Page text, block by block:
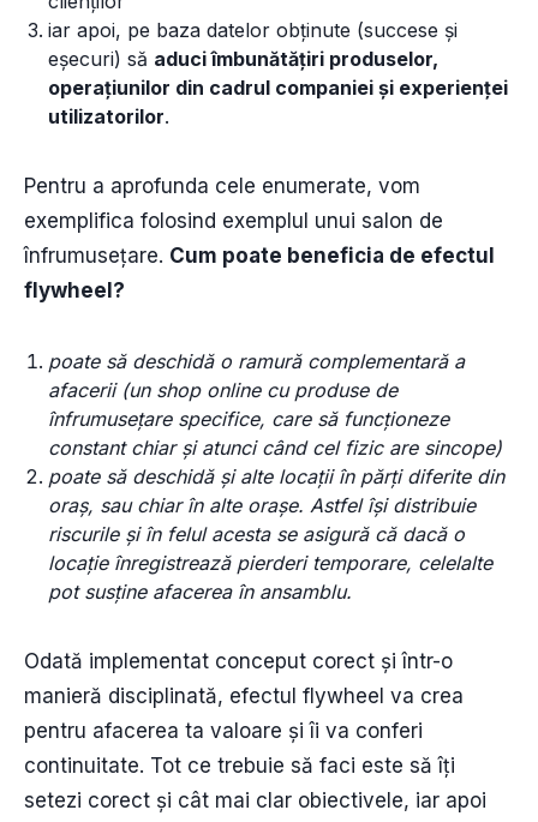
iar apoi, pe baza datelor obținute (succese și
eșecuri) să aduci îmbunătățiri produselor,
operațiunilor din cadrul companiei și experienței
utilizatorilor.
Pentru a aprofunda cele enumerate, vom
exemplifica folosind exemplul unui salon de
înfrumusețare. Cum poate beneficia de efectul
flywheel?
poate să deschidă o ramură complementară a
afacerii (un shop online cu produse de
înfrumusețare specifice, care să funcționeze
constant chiar și atunci când cel fizic are sincope)
poate să deschidă și alte locații în părți diferite din
oraș, sau chiar în alte orașe. Astfel își distribuie
riscurile și în felul acesta se asigură că dacă o
locație înregistrează pierderi temporare, celelalte
pot susține afacerea în ansamblu.
Odată implementat conceput corect și într-o
manieră disciplinată, efectul flywheel va crea
pentru afacerea ta valoare și îi va conferi
continuitate. Tot ce trebuie să faci este să îți
setezi corect și cât mai clar obiectivele, iar apoi